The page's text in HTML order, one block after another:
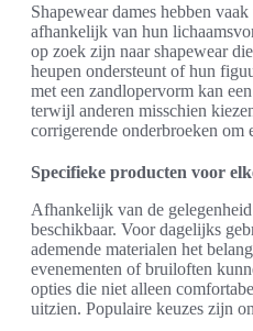
Shapewear dames hebben
afhankelijk van hun
op zoek zijn naar shapewear
heupen ondersteunt of hun
met een zandlopervorm kan
terwijl anderen misschien
corrigerende onderbroeken om
Specifieke producten voor
Afhankelijk van de
beschikbaar. Voor dagelijks
ademende materialen het
evenementen of bruiloften
opties die niet alleen
uitzien. Populaire keuzes zijn